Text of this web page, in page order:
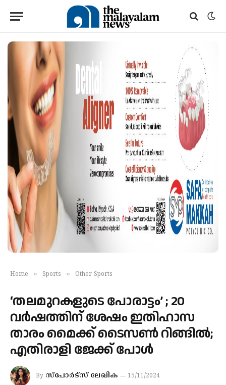
Home » Sports » Other Sports
‘തലമുറകളുടെ പോരാട്ടം’ ; 20
വര്‍ഷത്തിന് ശേഷം ഇതിഹാസ
താരം മൈക്ക് ടൈസണ്‍ റിങ്ങില്‍;
എതിരാളി ജേക്ക് പോള്‍
By സ്‌പോര്‍ട്‌സ് ലേഖിക 15/11/2024